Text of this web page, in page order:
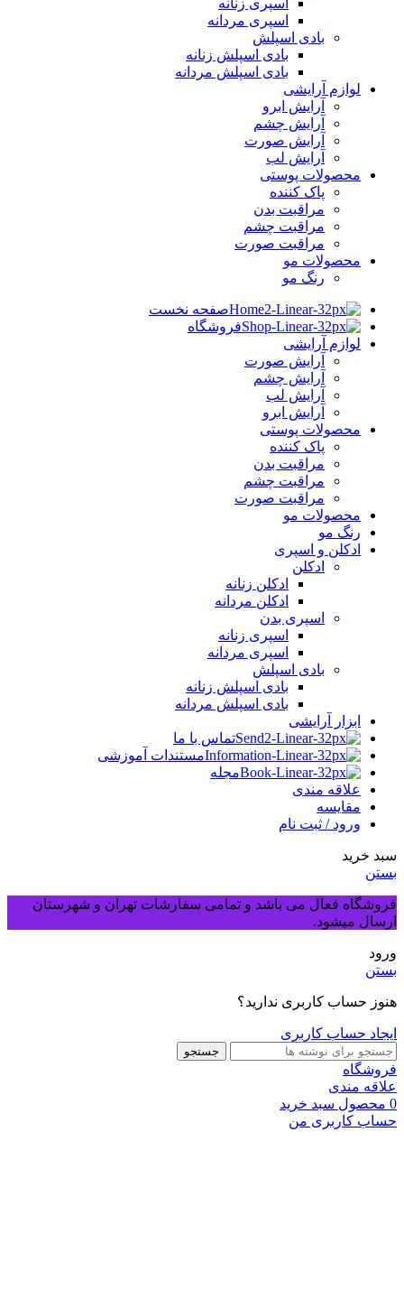
اسپری زنانه
اسپری مردانه
بادی اسپلش
بادی اسپلش زنانه
بادی اسپلش مردانه
لوازم آرایشی
آرایش ابرو
آرایش چشم
آرایش صورت
آرایش لب
محصولات پوستی
پاک کننده
مراقبت بدن
مراقبت چشم
مراقبت صورت
محصولات مو
رنگ مو
صفحه نخست
فروشگاه
لوازم آرایشی
آرایش صورت
آرایش چشم
آرایش لب
آرایش ابرو
محصولات پوستی
پاک کننده
مراقبت بدن
مراقبت چشم
مراقبت صورت
محصولات مو
رنگ مو
ادکلن و اسپری
ادکلن
ادکلن زنانه
ادکلن مردانه
اسپری بدن
اسپری زنانه
اسپری مردانه
بادی اسپلش
بادی اسپلش زنانه
بادی اسپلش مردانه
ابزار آرایشی
تماس با ما
مستندات آموزشی
مجله
علاقه مندی
مقایسه
ورود / ثبت نام
سبد خرید
بستن
فروشگاه فعال می باشد و تمامی سفارشات تهران و شهرستان
ارسال میشود.
ورود
بستن
هنوز حساب کاربری ندارید؟
ایجاد حساب کاربری
جستجو
فروشگاه
علاقه مندی
0 محصول سبد خرید
حساب کاربری من